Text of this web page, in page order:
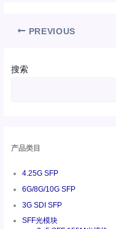
搜索
产品类目
4.25G SFP
6G/8G/10G SFP
3G SDI SFP
SFF光模块
PREVIOUS